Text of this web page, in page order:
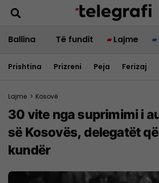
Ballina Të fundit Lajme
Prishtina Prizreni Peja Ferizaj
Lajme > Kosovë
30 vite nga suprimimi i
së Kosovës, delegatët
kundër